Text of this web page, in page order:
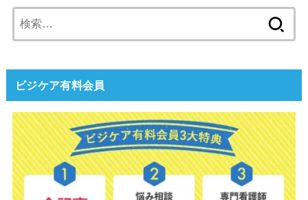
索:
ビジケア有料会員